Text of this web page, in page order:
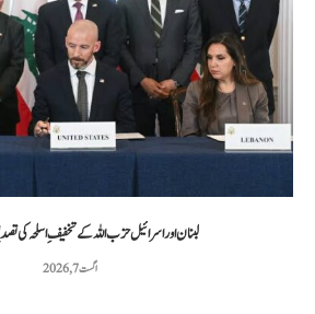
لبنان اور اسرائیل حزب اللہ کے تخفیفِ اسلحہ
اگست 7, 2026